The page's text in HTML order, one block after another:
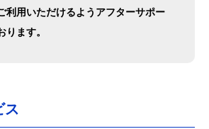
利用いただけるようアフターサポー
ります。
ス